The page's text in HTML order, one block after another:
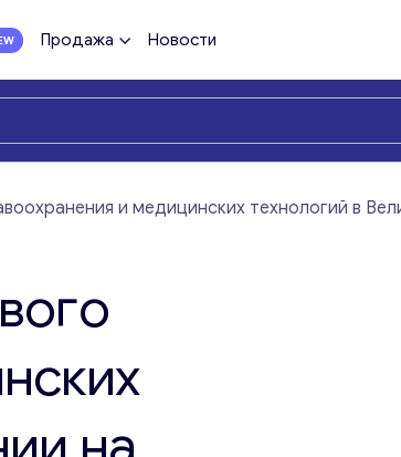
Продажа Новости
и медицинских технологий в